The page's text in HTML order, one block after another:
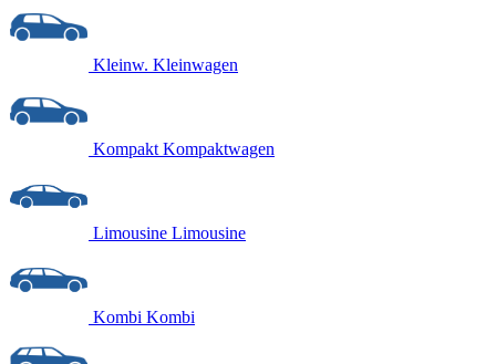
Kleinw. Kleinwagen
Kompakt Kompaktwagen
Limousine Limousine
Kombi Kombi